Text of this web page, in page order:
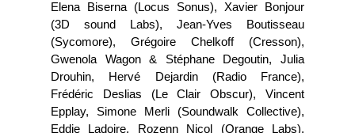
Elena Biserna (Locus Sonus), Xavier Bonjour
(3D sound Labs), Jean-Yves Boutisseau
(Sycomore), Grégoire Chelkoff (Cresson),
Gwenola Wagon & Stéphane Degoutin, Julia
Drouhin, Hervé Dejardin (Radio France),
Frédéric Deslias (Le Clair Obscur), Vincent
Epplay, Simone Merli (Soundwalk Collective),
Eddie Ladoire, Rozenn Nicol (Orange Labs),